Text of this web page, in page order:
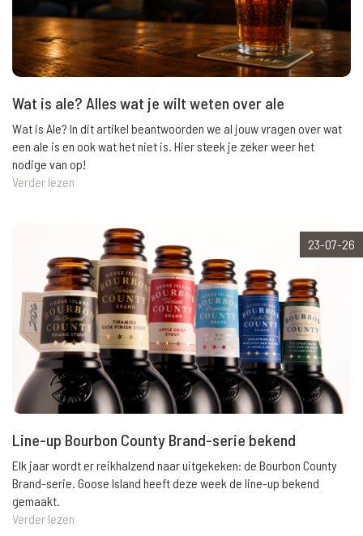
Wat is ale? Alles wat je wilt weten over ale
Wat is Ale? In dit artikel beantwoorden we al jouw vragen over wat
een ale is en ook wat het niet is. Hier steek je zeker weer het
nodige van op!
Verder lezen
23-07-26
Line-up Bourbon County Brand-serie bekend
Elk jaar wordt er reikhalzend naar uitgekeken: de Bourbon County
Brand-serie. Goose Island heeft deze week de line-up bekend
gemaakt.
Verder lezen